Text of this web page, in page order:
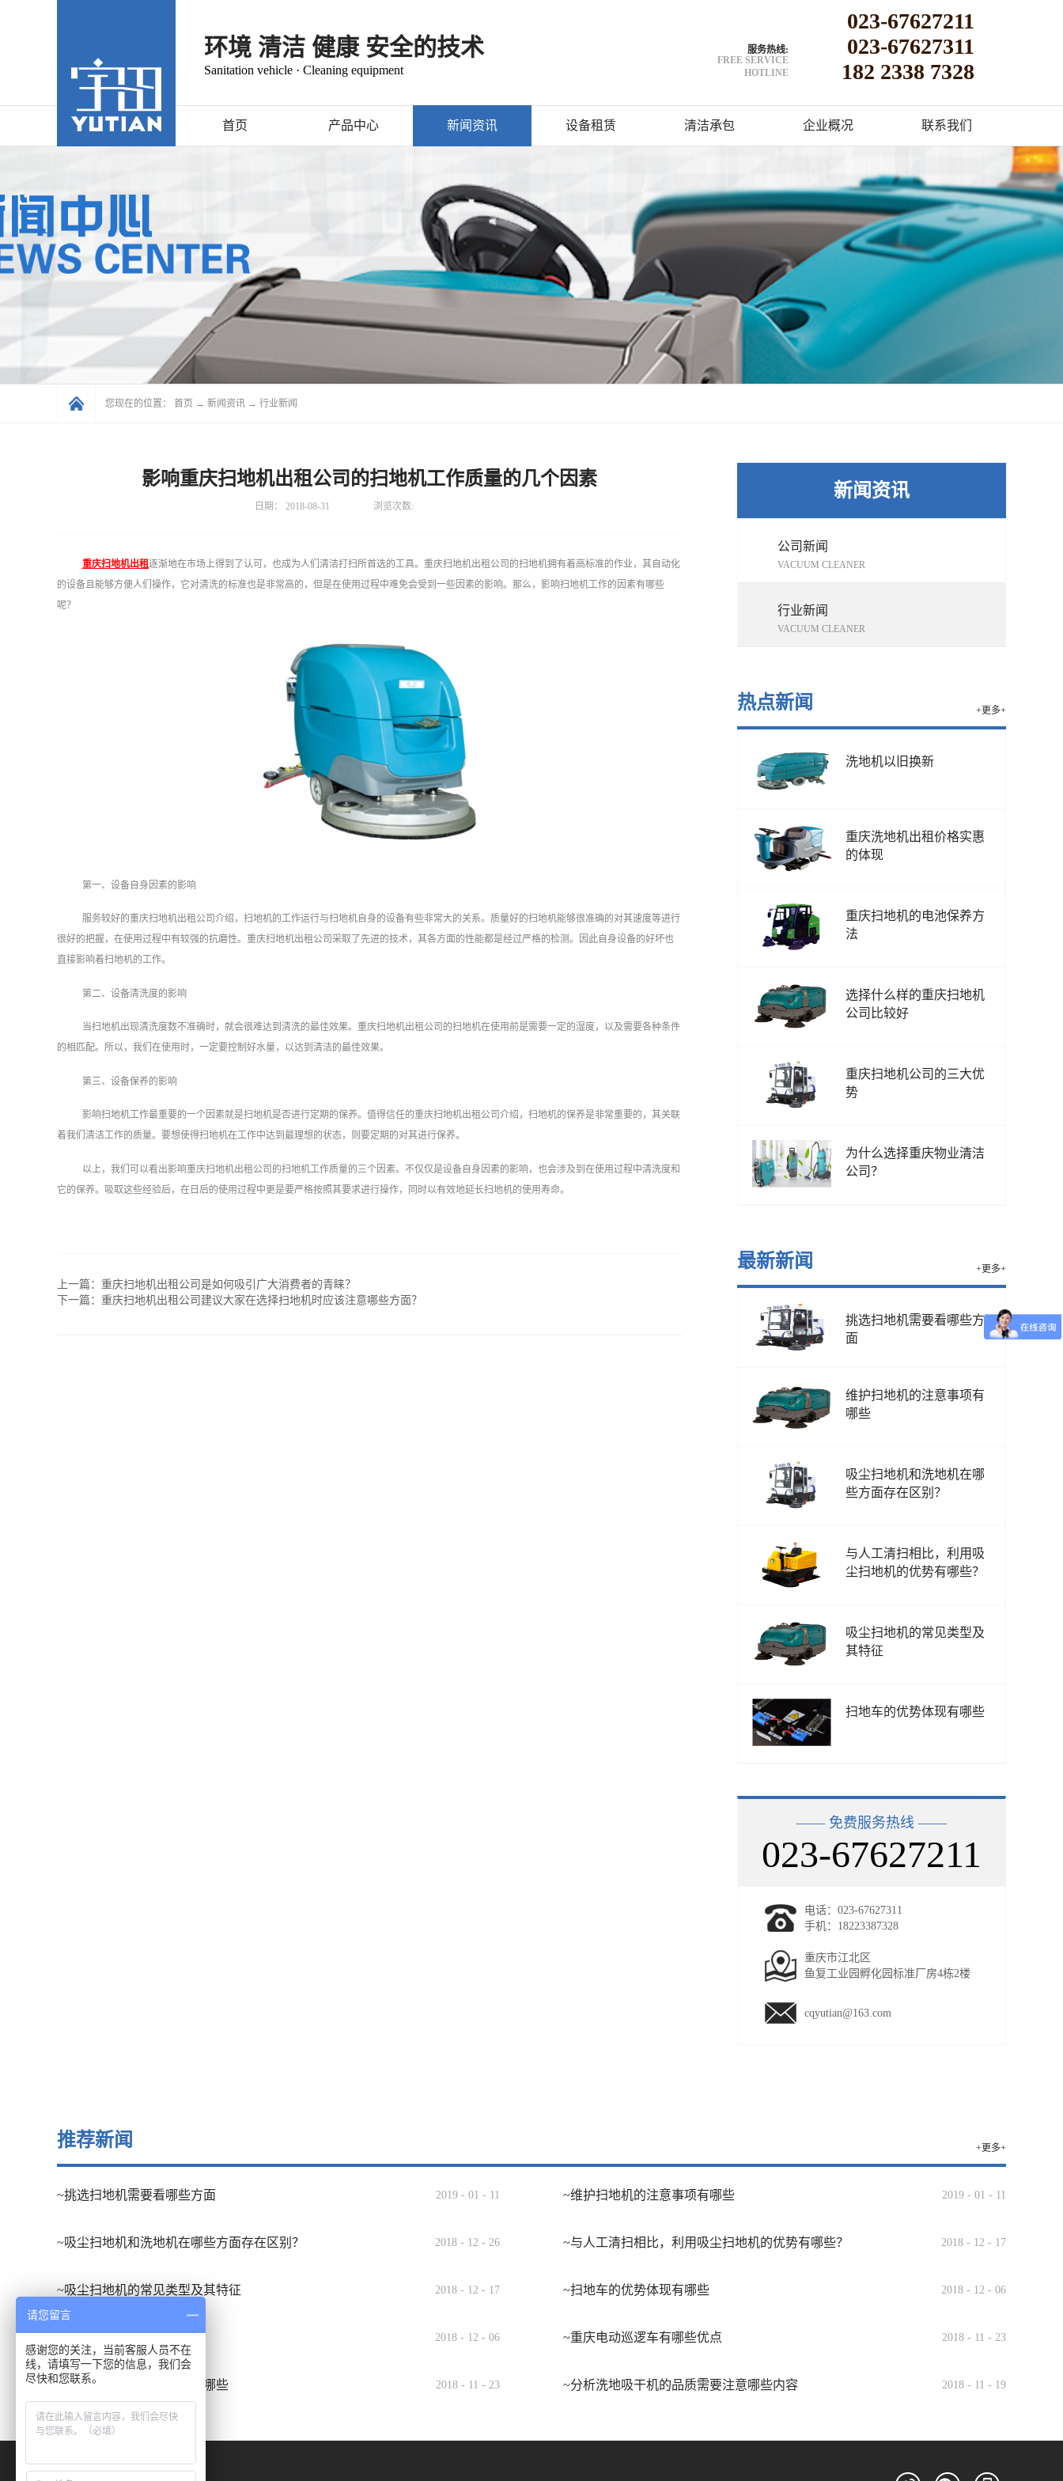
环境 清洁 健康 安全的技术
Sanitation vehicle · Cleaning equipment
服务热线:
FREE SERVICE
HOTLINE
023-67627211
023-67627311
182 2338 7328
首页 产品中心 新闻资讯 设备租赁 清洁承包 企业概况 联系我们
您现在的位置： 首页 → 新闻资讯 → 行业新闻
新闻资讯
公司新闻
VACUUM CLEANER
行业新闻
VACUUM CLEANER
热点新闻 +更多+
洗地机以旧换新
重庆洗地机出租价格实惠
的体现
重庆扫地机的电池保养方
法
选择什么样的重庆扫地机
公司比较好
重庆扫地机公司的三大优
势
为什么选择重庆物业清洁
公司？
最新新闻 +更多+
挑选扫地机需要看哪些方
面
维护扫地机的注意事项有
哪些
吸尘扫地机和洗地机在哪
些方面存在区别？
与人工清扫相比，利用吸
尘扫地机的优势有哪些？
吸尘扫地机的常见类型及
其特征
扫地车的优势体现有哪些
—— 免费服务热线 ——
023-67627211
电话：023-67627311
手机：18223387328
重庆市江北区
鱼复工业园孵化园标准厂房4栋2楼
cqyutian@163.com
影响重庆扫地机出租公司的扫地机工作质量的几个因素
日期： 2018-08-31 浏览次数:
重庆扫地机出租逐渐地在市场上得到了认可，也成为人们清洁打扫所首选的工具。重庆扫地机出租公司的扫地机拥有着高标准的作业，其自动化
的设备且能够方便人们操作，它对清洗的标准也是非常高的，但是在使用过程中难免会受到一些因素的影响。那么，影响扫地机工作的因素有哪些
呢？
第一、设备自身因素的影响
服务较好的重庆扫地机出租公司介绍，扫地机的工作运行与扫地机自身的设备有些非常大的关系。质量好的扫地机能够很准确的对其速度等进行
很好的把握，在使用过程中有较强的抗磨性。重庆扫地机出租公司采取了先进的技术，其各方面的性能都是经过严格的检测。因此自身设备的好坏也
直接影响着扫地机的工作。
第二、设备清洗度的影响
当扫地机出现清洗度数不准确时，就会很难达到清洗的最佳效果。重庆扫地机出租公司的扫地机在使用前是需要一定的湿度，以及需要各种条件
的相匹配。所以，我们在使用时，一定要控制好水量，以达到清洁的最佳效果。
第三、设备保养的影响
影响扫地机工作最重要的一个因素就是扫地机是否进行定期的保养。值得信任的重庆扫地机出租公司介绍，扫地机的保养是非常重要的，其关联
着我们清洁工作的质量。要想使得扫地机在工作中达到最理想的状态，则要定期的对其进行保养。
以上，我们可以看出影响重庆扫地机出租公司的扫地机工作质量的三个因素。不仅仅是设备自身因素的影响，也会涉及到在使用过程中清洗度和
它的保养。吸取这些经验后，在日后的使用过程中更是要严格按照其要求进行操作，同时以有效地延长扫地机的使用寿命。
上一篇： 重庆扫地机出租公司是如何吸引广大消费者的青睐？
下一篇： 重庆扫地机出租公司建议大家在选择扫地机时应该注意哪些方面？
推荐新闻 +更多+
~挑选扫地机需要看哪些方面 2019 - 01 - 11 ~维护扫地机的注意事项有哪些 2019 - 01 - 11
~吸尘扫地机和洗地机在哪些方面存在区别？ 2018 - 12 - 26 ~与人工清扫相比，利用吸尘扫地机的优势有哪些？ 2018 - 12 - 17
~吸尘扫地机的常见类型及其特征 2018 - 12 - 17 ~扫地车的优势体现有哪些 2018 - 12 - 06
~扫地车的应用场合有哪些 2018 - 12 - 06 ~重庆电动巡逻车有哪些优点 2018 - 11 - 23
~洗地吸干机的发展趋势有哪些 2018 - 11 - 23 ~分析洗地吸干机的品质需要注意哪些内容 2018 - 11 - 19
请您留言
感谢您的关注，当前客服人员不在
线，请填写一下您的信息，我们会
尽快和您联系。